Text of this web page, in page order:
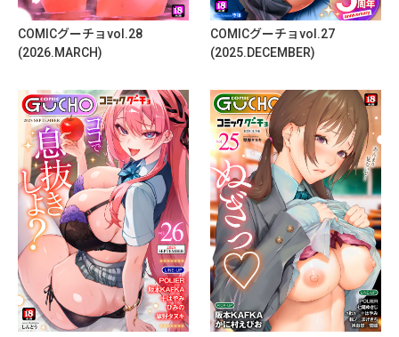
COMICグーチョvol.28
(2026.MARCH)
COMICグーチョvol.27
(2025.DECEMBER)